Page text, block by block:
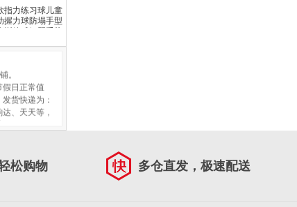
指力练习球儿童
握力球防塌手型
训练球钢琴手势
。
。
。
。
。
假日正常值
货快递为：
、天天等，
。
松购物 多仓直发，极速配送